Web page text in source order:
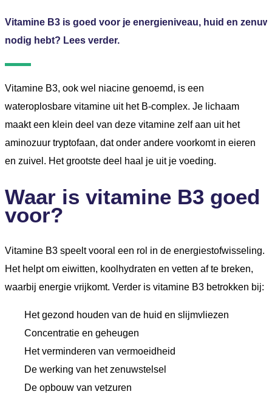
Vitamine B3 is goed voor je energieniveau, huid en
nodig hebt? Lees verder.
Vitamine B3, ook wel niacine genoemd, is een
wateroplosbare vitamine uit het B-complex. Je lichaam
maakt een klein deel van deze vitamine zelf aan uit het
aminozuur tryptofaan, dat onder andere voorkomt in eieren
en zuivel. Het grootste deel haal je uit je voeding.
Waar is vitamine B3 goed
voor?
Vitamine B3 speelt vooral een rol in de energiestofwisseling.
Het helpt om eiwitten, koolhydraten en vetten af te breken,
waarbij energie vrijkomt. Verder is vitamine B3 betrokken bij:
Het gezond houden van de huid en slijmvliezen
Concentratie en geheugen
Het verminderen van vermoeidheid
De werking van het zenuwstelsel
De opbouw van vetzuren